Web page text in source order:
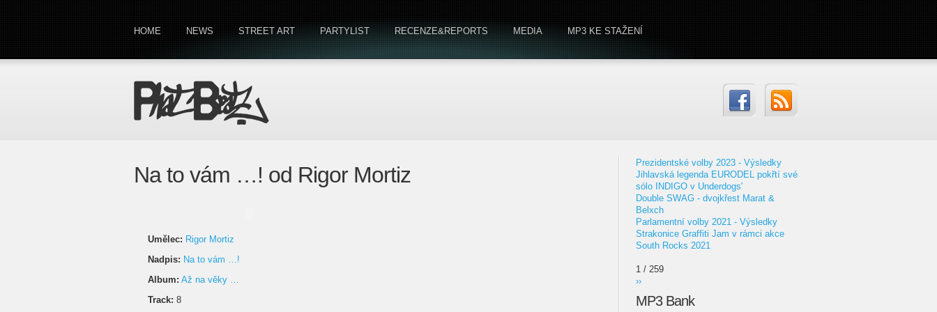
HOME NEWS STREET ART PARTYLIST RECENZE&REPORTS MEDIA MP3 KE STAŽENÍ
Na to vám …! od Rigor Mortiz
Umělec: Rigor Mortiz
Nadpis: Na to vám …!
Album: Až na věky …
Track: 8
Prezidentské volby 2023 - Výsledky
Jihlavská legenda EURODEL pokřtí své
sólo INDIGO v Underdogs'
Double SWAG - dvojkřest Marat &
Belxch
Parlamentní volby 2021 - Výsledky
Strakonice Graffiti Jam v rámci akce
South Rocks 2021
1 / 259
››
MP3 Bank